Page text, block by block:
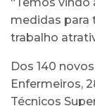
medidas para
trabalho
Dos 140
Enfermeiros,
Técnicos